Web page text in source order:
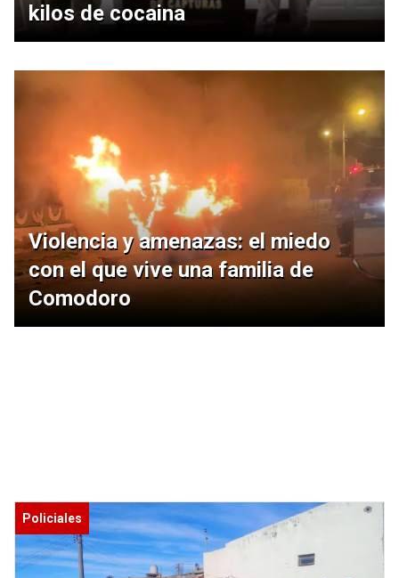
kilos de cocaina
Violencia y amenazas: el miedo
con el que vive una familia de
Comodoro
Policiales